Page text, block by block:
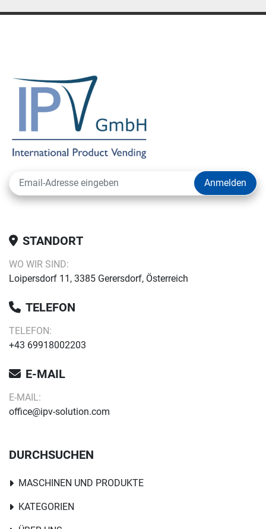
Anmelden
STANDORT
WO WIR SIND:
Loipersdorf 11, 3385 Gerersdorf, Österreich
TELEFON
TELEFON:
+43 69918002203
E-MAIL
E-MAIL:
office@ipv-solution.com
DURCHSUCHEN
MASCHINEN UND PRODUKTE
KATEGORIEN